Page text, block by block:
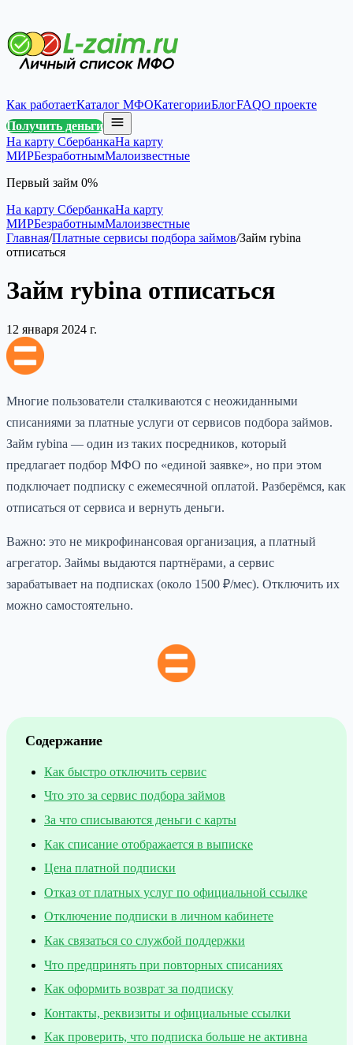
Как работаетКаталог МФОКатегорииБлогFAQО проекте
Получить деньги
На карту СбербанкаНа карту
МИРБезработнымМалоизвестные
Первый займ 0%
На карту СбербанкаНа карту
МИРБезработнымМалоизвестные
Главная/Платные сервисы подбора займов/Займ rybina
отписаться
Займ rybina отписаться
12 января 2024 г.
Многие пользователи сталкиваются с неожиданными
списаниями за платные услуги от сервисов подбора займов.
Займ rybina — один из таких посредников, который
предлагает подбор МФО по «единой заявке», но при этом
подключает подписку с ежемесячной оплатой. Разберёмся, как
отписаться от сервиса и вернуть деньги.
Важно: это не микрофинансовая организация, а платный
агрегатор. Займы выдаются партнёрами, а сервис
зарабатывает на подписках (около 1500 ₽/мес). Отключить их
можно самостоятельно.
Содержание
Как быстро отключить сервис
Что это за сервис подбора займов
За что списываются деньги с карты
Как списание отображается в выписке
Цена платной подписки
Отказ от платных услуг по официальной ссылке
Отключение подписки в личном кабинете
Как связаться со службой поддержки
Что предпринять при повторных списаниях
Как оформить возврат за подписку
Контакты, реквизиты и официальные ссылки
Как проверить, что подписка больше не активна